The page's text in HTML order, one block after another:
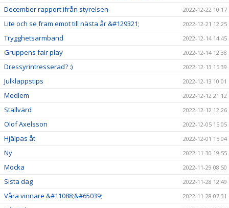
December rapport ifrån styrelsen 2022-12-22 10:17
Lite och se fram emot till nästa år &#129321; 2022-12-21 12:25
Trygghetsarmband 2022-12-14 14:45
Gruppens fair play 2022-12-14 12:38
Dressyrintresserad? :) 2022-12-13 15:39
Julklappstips 2022-12-13 10:01
Medlem 2022-12-12 21:12
Stallvärd 2022-12-12 12:26
Olof Axelsson 2022-12-05 15:05
Hjälpas åt 2022-12-01 15:04
Ny 2022-11-30 19:55
Mocka 2022-11-29 08:50
Sista dag 2022-11-28 12:49
Våra vinnare &#11088;&#65039; 2022-11-28 07:31